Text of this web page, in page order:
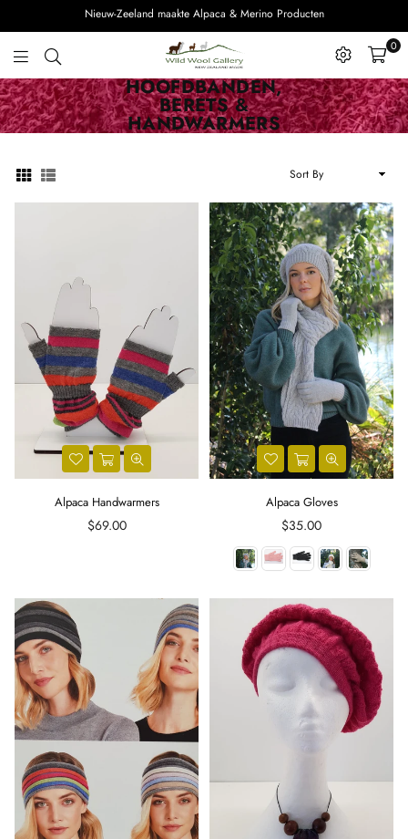
Nieuw-Zeeland maakte Alpaca & Merino Producten
Wild
Wool
Gallery
0
HOOFDBANDEN,
BERETS &
HANDWARMERS
Alpaca Handwarmers
Regular
$69.00
Alpaca Gloves
Regular
price
$35.00